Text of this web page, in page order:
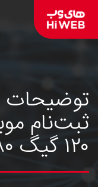
ثبت‌نام
۱۲۰ گیگ ۱۸۰ روزه